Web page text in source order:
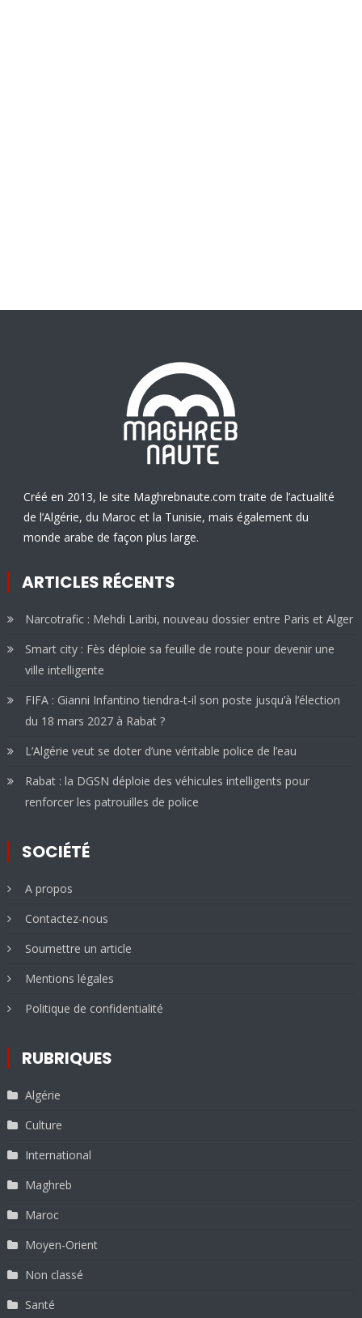
Créé en 2013, le site Maghrebnaute.com traite de l’actualité
de l’Algérie, du Maroc et la Tunisie, mais également du
monde arabe de façon plus large.
ARTICLES RÉCENTS
Narcotrafic : Mehdi Laribi, nouveau dossier entre Paris et Alger
Smart city : Fès déploie sa feuille de route pour devenir une
ville intelligente
FIFA : Gianni Infantino tiendra-t-il son poste jusqu’à l’élection
du 18 mars 2027 à Rabat ?
L’Algérie veut se doter d’une véritable police de l’eau
Rabat : la DGSN déploie des véhicules intelligents pour
renforcer les patrouilles de police
SOCIÉTÉ
A propos
Contactez-nous
Soumettre un article
Mentions légales
Politique de confidentialité
RUBRIQUES
Algérie
Culture
International
Maghreb
Maroc
Moyen-Orient
Non classé
Santé